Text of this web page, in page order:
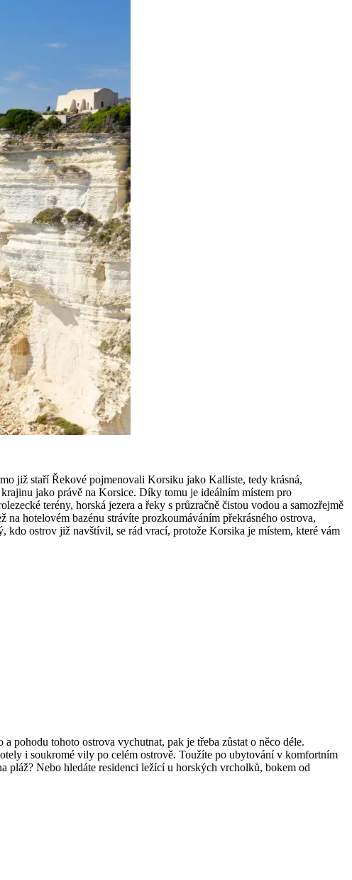
již staří Řekové pojmenovali Korsiku jako Kalliste, tedy krásná,
jako právě na Korsice. Díky tomu je ideálním místem pro
terény, horská jezera a řeky s průzračně čistou vodou a samozřejmě
hotelovém bazénu strávíte prozkoumáváním překrásného ostrova,
kdo ostrov již navštívil, se rád vrací, protože Korsika je místem, které vám
pohodu tohoto ostrova vychutnat, pak je třeba zůstat o něco déle.
i soukromé vily po celém ostrově. Toužíte po ubytování v komfortním
pláž? Nebo hledáte residenci ležící u horských vrcholků, bokem od